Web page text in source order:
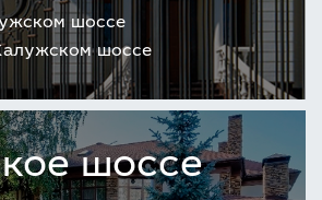
шоссе
шоссе
шоссе